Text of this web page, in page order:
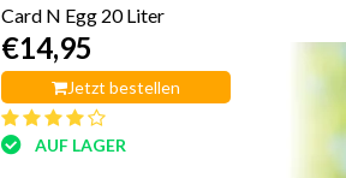
Card N Egg 20 Liter
€14,95
Jetzt bestellen
AUF LAGER